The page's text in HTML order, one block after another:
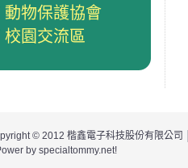
動物保護協會
校園交流區
© 2012 楷鑫電子科技股份有限公司
by specialtommy.net!